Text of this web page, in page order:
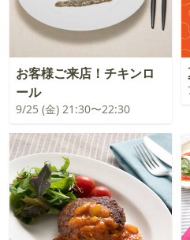
お客様ご来店！チキンロ
ール
9/25 (金) 21:30〜22:30